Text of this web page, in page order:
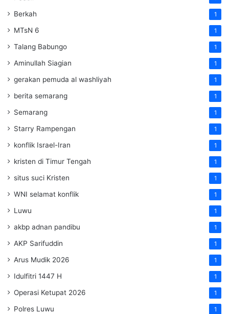
Berkah 1
MTsN 6 1
Talang Babungo 1
Aminullah Siagian 1
gerakan pemuda al washliyah 1
berita semarang 1
Semarang 1
Starry Rampengan 1
konflik Israel-Iran 1
kristen di Timur Tengah 1
situs suci Kristen 1
WNI selamat konflik 1
Luwu 1
akbp adnan pandibu 1
AKP Sarifuddin 1
Arus Mudik 2026 1
Idulfitri 1447 H 1
Operasi Ketupat 2026 1
Polres Luwu 1